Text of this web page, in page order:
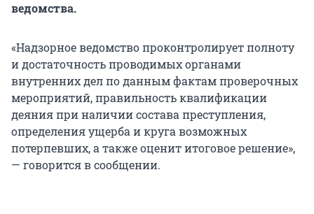
ведомства.
«Надзорное ведомство проконтролирует полноту
и достаточность проводимых органами
внутренних дел по данным фактам проверочных
мероприятий, правильность квалификации
деяния при наличии состава преступления,
определения ущерба и круга возможных
потерпевших, а также оценит итоговое решение»,
— говорится в сообщении.